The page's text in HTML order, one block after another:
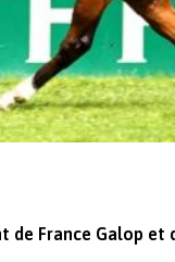
de France Galop